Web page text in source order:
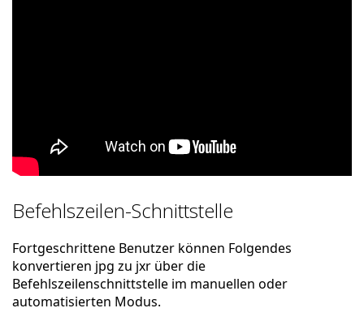
Befehlszeilen-Schnittstelle
Fortgeschrittene Benutzer können Folgendes
konvertieren jpg zu jxr über die
Befehlszeilenschnittstelle im manuellen oder
automatisierten Modus.